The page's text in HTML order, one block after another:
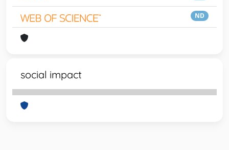
ND
social impact